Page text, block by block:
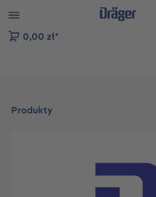
do nawigacji na platformie B2B
0,00 zł*
Produkty
Pomiń galerię zdjęć